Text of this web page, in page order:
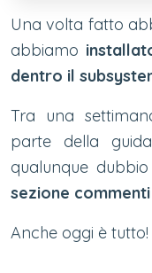
Una volta fatto
abbiamo
dentro il
Tra una
parte della
qualunque
sezione
Anche oggi è tutto!